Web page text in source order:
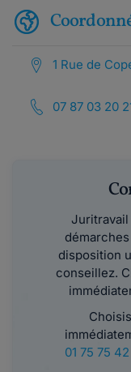
1 Rue de
07 87 03 20
Juritravail
disposition
conseillez.
01 75 75